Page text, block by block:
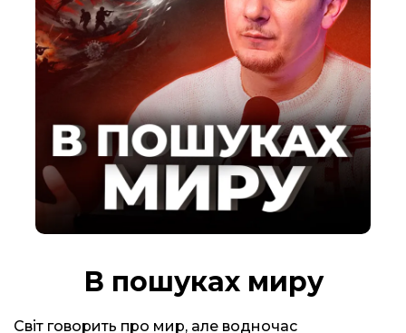
В пошуках миру
Світ говорить про мир, але водночас